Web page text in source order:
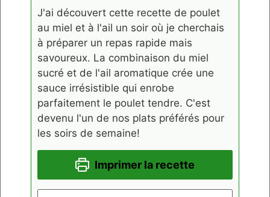
J'ai découvert cette recette de poulet
au miel et à l'ail un soir où je cherchais
à préparer un repas rapide mais
savoureux. La combinaison du miel
sucré et de l'ail aromatique crée une
sauce irrésistible qui enrobe
parfaitement le poulet tendre. C'est
devenu l'un de nos plats préférés pour
les soirs de semaine!
Imprimer la recette